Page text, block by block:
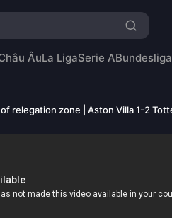
ÂuLa LigaSerie ABundesliga
relegation zone | Aston Villa 1-2